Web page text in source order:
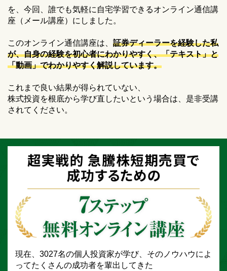
を、今回、誰でも気軽に自宅学習できるオンライン通信講
座（メール講座）にしました。
このオンライン通信講座は、 証券ディーラーを経験した私
が、自身の経験を初心者にわかりやすく、「テキスト」と
「動画」でわかりやすく解説しています。
これまで良い結果が得られていない、
株式投資を根底から学び直したいという場合は、是非受講
されてください。
現在、3027名の個人投資家が学び、そのノウハウによ
ってたくさんの成功者を輩出してきた